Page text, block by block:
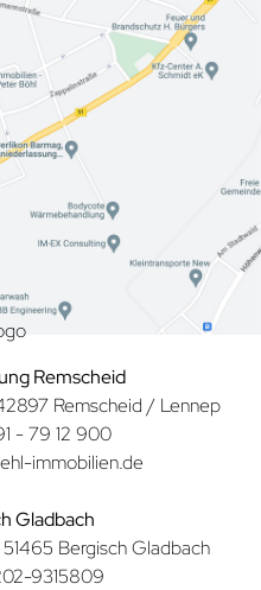
Remscheid
Remscheid / Lennep
- 79 12 900
immobilien.de
Gladbach
Bergisch Gladbach
9315809